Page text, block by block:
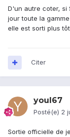
D'un autre coter, si
jour toute la
elle est sorti plus
Citer
youl67
Posté(e) 2
Sortie officielle de